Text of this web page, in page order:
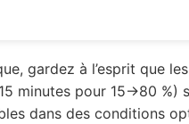
gardez à l’esprit que
minutes pour 15→80 %)
dans des conditions